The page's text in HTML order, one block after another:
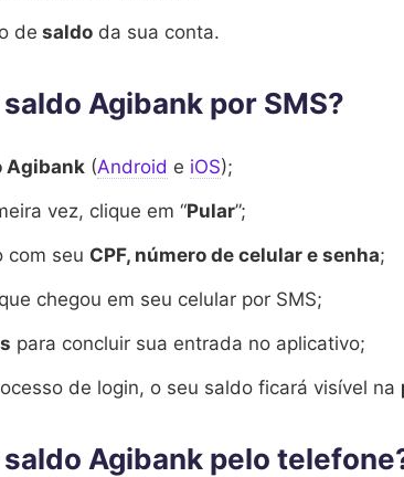
de saldo da sua conta.
Agibank por SMS?
Agibank (Android e iOS);
vez, clique em “Pular”;
com seu CPF, número de celular e senha;
que chegou em seu celular por SMS;
para concluir sua entrada no aplicativo;
de login, o seu saldo ficará visível na
Agibank pelo